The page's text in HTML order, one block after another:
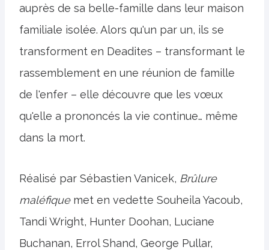
auprès de sa belle-famille dans leur maison
familiale isolée. Alors qu'un par un, ils se
transforment en Deadites – transformant le
rassemblement en une réunion de famille
de l'enfer – elle découvre que les vœux
qu'elle a prononcés la vie continue… même
dans la mort.
Réalisé par Sébastien Vanicek, Brûlure
maléfiquemet en vedette Souheila Yacoub,
Tandi Wright, Hunter Doohan, Luciane
Buchanan, Errol Shand, George Pullar,